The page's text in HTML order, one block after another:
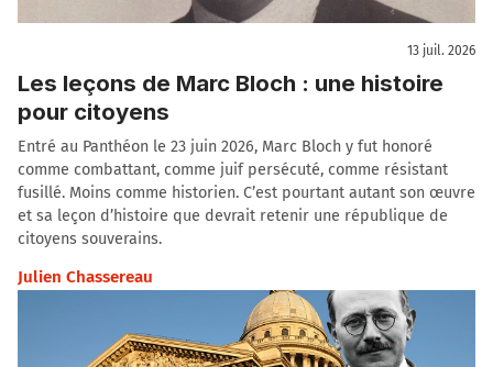
13 juil. 2026
Les leçons de Marc Bloch : une histoire
pour citoyens
Entré au Panthéon le 23 juin 2026, Marc Bloch y fut honoré
comme combattant, comme juif persécuté, comme résistant
fusillé. Moins comme historien. C’est pourtant autant son œuvre
et sa leçon d’histoire que devrait retenir une république de
citoyens souverains.
Julien Chassereau